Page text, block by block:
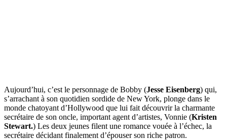
Aujourd’hui, c’est le personnage de Bobby (Jesse Eisenberg) qui,
s’arrachant à son quotidien sordide de New York, plonge dans le
monde chatoyant d’Hollywood que lui fait découvrir la charmante
secrétaire de son oncle, important agent d’artistes, Vonnie (Kristen
Stewart.) Les deux jeunes filent une romance vouée à l’échec, la
secrétaire décidant finalement d’épouser son riche patron.